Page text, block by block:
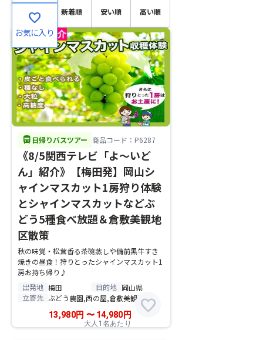
favorite
お気に入り
おすす
め順
新着順 安い順 高い順
directions_bus 日帰りバスツアー 商品コード：P6287
《8/5関西テレビ「よ～いど
ん」紹介》【梅田発】岡山シ
ャインマスカット1房狩り体験
とシャインマスカットなどぶ
どう5種食べ放題＆倉敷美観地
区散策
秋の味覚・松茸香る茶碗蒸しや備前黒牛すき
焼きの昼食！狩りとったシャインマスカット1
房お持ち帰り♪
出発地 梅田 目的地 岡山県
立寄先 ぶどう農園,西の屋,倉敷美観地区
13,980円 〜14,980 円
大人1名あたり
favorite